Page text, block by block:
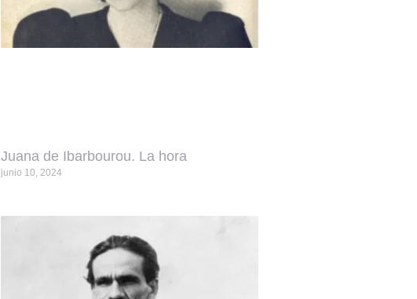
Juana de Ibarbourou. La hora
junio 10, 2024